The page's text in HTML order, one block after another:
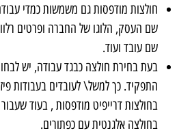
חולצות מודפסות גם משמשות כמדי
שם העסק, הלוגו של החברה ופרטים
שם עובד ועוד.
בעת בחירת חולצה כבגד עבודה, יש
התפקיד. כך למשל\ לעובדים בעבודות
בחולצות דרייפיט מודפסות , בעוד שעבור
בחולצה אלגנטית עם כפתורים.